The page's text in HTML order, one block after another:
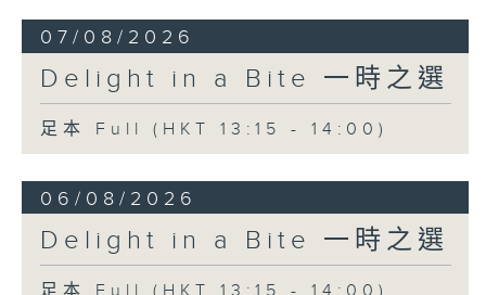
07/08/2026
Delight in a Bite 一時之選
足本 Full (HKT 13:15 - 14:00)
06/08/2026
Delight in a Bite 一時之選
足本 Full (HKT 13:15 - 14:00)